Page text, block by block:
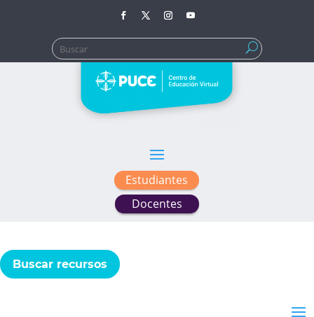
Buscar:
Estudiantes
Docentes
Buscar recursos